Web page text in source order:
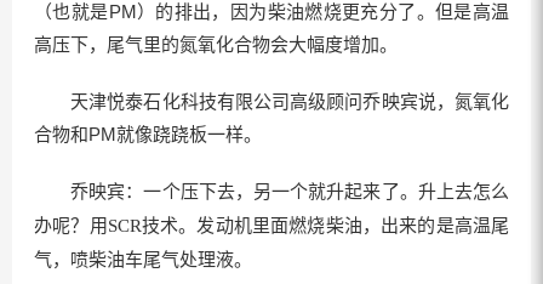
（也就是PM）的排出，因为柴油燃烧更充分了。但是高温
高压下，尾气里的氮氧化合物会大幅度增加。
天津悦泰石化科技有限公司高级顾问乔映宾说，氮氧化
合物和PM就像跷跷板一样。
乔映宾：一个压下去，另一个就升起来了。升上去怎么
办呢？用SCR技术。发动机里面燃烧柴油，出来的是高温尾
气，喷柴油车尾气处理液。